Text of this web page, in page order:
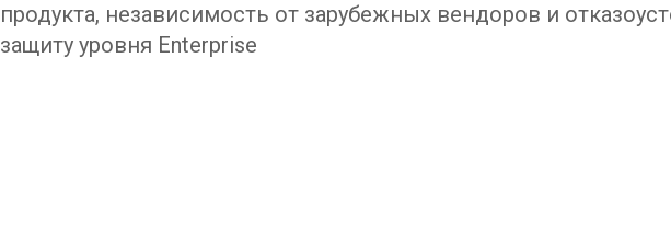
продукта, независимость от зарубежных вендоров и
защиту уровня Enterprise